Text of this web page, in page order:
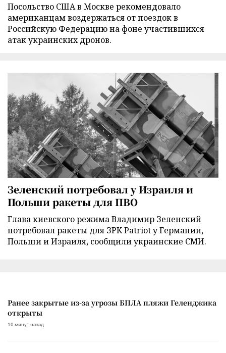
Посольство США в Москве рекомендовало
американцам воздержаться от поездок в
Российскую Федерацию на фоне участившихся
атак украинских дронов.
Зеленский потребовал у Израиля и
Польши ракеты для ПВО
Глава киевского режима Владимир Зеленский
потребовал ракеты для ЗРК Patriot у Германии,
Польши и Израиля, сообщили украинские СМИ.
Ранее закрытые из-за угрозы БПЛА пляжи Геленджика
открыты
10 минут назад